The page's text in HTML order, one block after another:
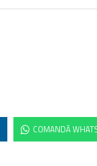
COMANDĂ